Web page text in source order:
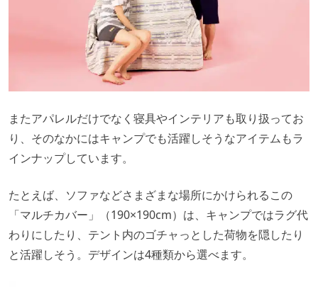
またアパレルだけでなく寝具やインテリアも取り扱ってお
り、そのなかにはキャンプでも活躍しそうなアイテムもラ
インナップしています。
たとえば、ソファなどさまざまな場所にかけられるこの
「マルチカバー」（190×190cm）は、キャンプではラグ代
わりにしたり、テント内のゴチャっとした荷物を隠したり
と活躍しそう。デザインは4種類から選べます。